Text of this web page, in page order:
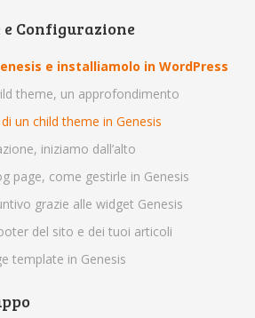
Configurazione
e installiamolo in WordPress
theme, un approfondimento
un child theme in Genesis
iniziamo dall’alto
page, come gestirle in Genesis
grazie alle widget Genesis
del sito e dei tuoi articoli
template in Genesis